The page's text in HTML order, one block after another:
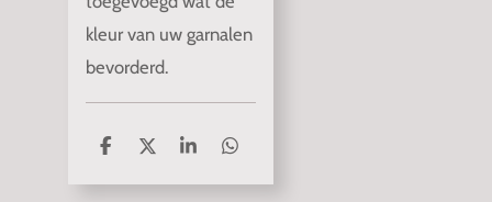
kleur van uw garnalen
bevorderd.
D
l
D
e
S
a
D
l